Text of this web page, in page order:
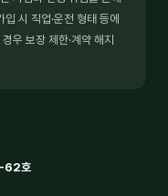
시 직업·운전 형태 등에
우 보장 제한·계약 해지
62호